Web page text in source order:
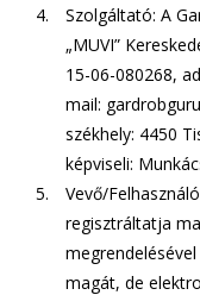
Szolgáltató: A
„MUVI”
15-06-080268,
mail:
székhely: 4450
képviseli:
Vevő/
regisztráltatja
magát, de